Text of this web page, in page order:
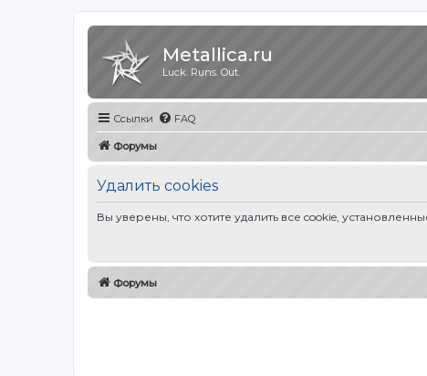
Metallica.ru
Luck. Runs. Out.
Ссылки FAQ
Форумы
Удалить cookies
Вы уверены, что хотите удалить все cookie,
Форумы